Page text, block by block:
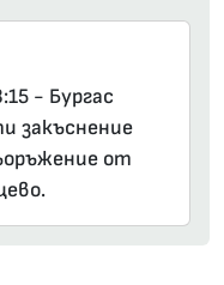
- Бургас
закъснение
от